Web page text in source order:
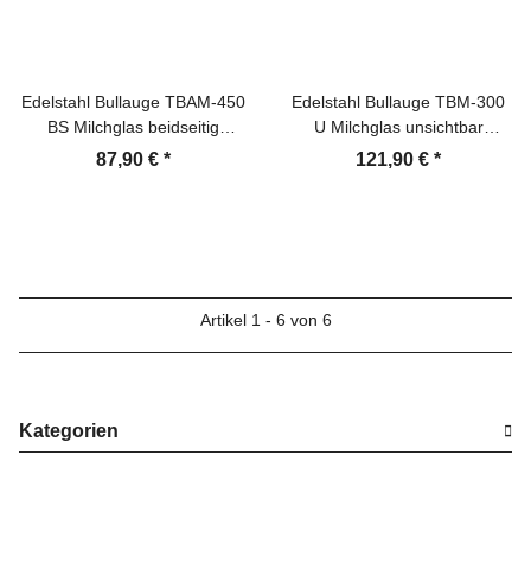
Edelstahl Bullauge TBAM-450
BS Milchglas beidseitig
verschraubt Türfenster
87,90 € *
Edelstahl Bullauge TBM-300
U Milchglas unsichtbar
verschraubt Türfenster
121,90 € *
Artikel 1 - 6 von 6
Kategorien